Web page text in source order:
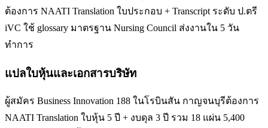
ต้องการ NAATI Translation ใบประกอบ + Transcript ระดับ ป.ตรี
iVC ใช้ glossary มาตรฐาน Nursing Council ส่งงานใน 5 วัน
ทำการ
แปลใบหุ้นและเอกสารบริษัท
ผู้สมัคร Business Innovation 188 ในโรบินสัน กาญจนบุรีต้องการ
NAATI Translation ใบหุ้น 5 ปี + งบดุล 3 ปี รวม 18 แผ่น 5,400